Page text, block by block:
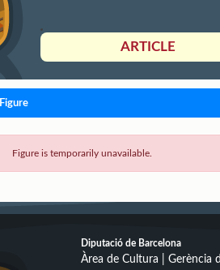
ARTICLE
Figure
Figure is temporarily unavailable.
Diputació de Barcelona
Àrea de Cultura | Gerència